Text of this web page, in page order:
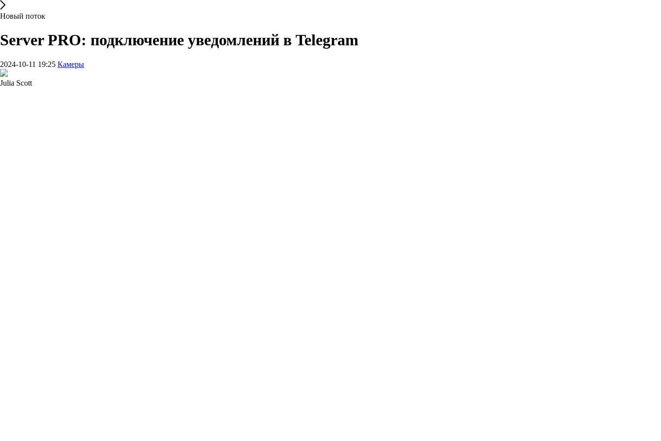
Новый поток
Server PRO: подключение уведомлений в Telegram
2024-10-11 19:25 Камеры
Julia Scott